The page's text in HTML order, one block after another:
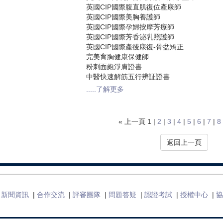
英國CIP國際腹直肌復位產康師
英國CIP國際美胸養護師
英國CIP國際孕婦按摩芳療師
英國CIP國際芳香泌乳照護師
英國CIP國際產後康復-骨盆矯正
完美育胸健康保健師
粉刺面皰淨膚證書
中醫快速解筋五行辨証證書
.....了解更多
« 上一頁 1 | 2 |3 |4 | 5 |6 |7 |8
返回上一頁
新聞資訊 | 合作交流 | 評審團隊 | 問題答疑 | 認證考試 | 授權中心 |